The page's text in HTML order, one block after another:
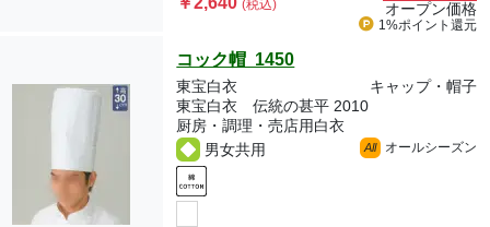
(税込) オープン価格
1%ポイント 還元
コック帽 1450
東宝白衣
キャップ・帽子
東宝白衣 伝統の甚平 2010
厨房・調理・売店用白衣
男女共用
All オールシーズン